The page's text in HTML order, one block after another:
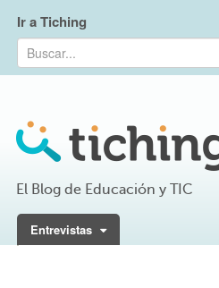
Ir a Tiching
El Blog de Educación y TIC
Entrevistas